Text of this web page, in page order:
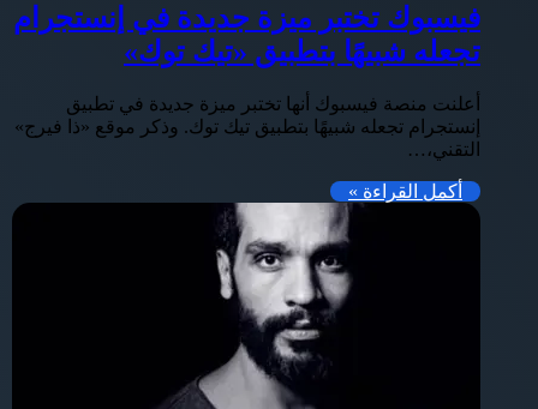
فيسبوك تختبر ميزة جديدة في إنستجرام
تجعله شبيهًا بتطبيق «تيك توك»
أعلنت منصة فيسبوك أنها تختبر ميزة جديدة في تطبيق
إنستجرام تجعله شبيهًا بتطبيق تيك توك. وذكر موقع «ذا فيرج»
التقني،…
أكمل القراءة »